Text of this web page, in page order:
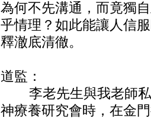
為何不先溝通，而竟獨
乎情理？如此能讓人信
釋澈底清徹。
道監：
李老先生與我老師私
神療養研究會時，在金